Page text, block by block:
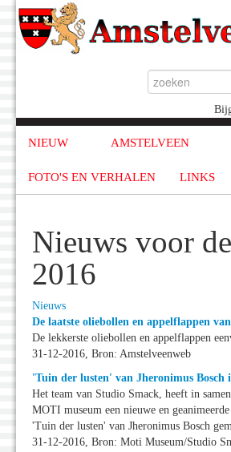
NIEUW AMSTELVEEN
FOTO'S EN VERHALEN LINKS
Nieuws voor
2016
Nieuws
De laatste oliebollen en appelflappen
De lekkerste oliebollen en appelflappen
31-12-2016, Bron: Amstelveenweb
'Tuin der lusten' van Jheronimus Bosch
Het team van Studio Smack, heeft in
MOTI museum een nieuwe en
'Tuin der lusten' van Jheronimus Bosch
31-12-2016, Bron: Moti Museum/Studio